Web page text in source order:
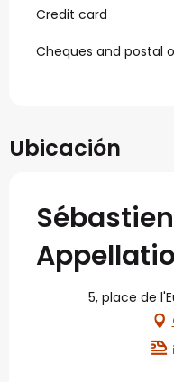
Credit card
Cheques and postal
Ubicación
5, place de